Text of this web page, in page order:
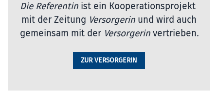
Die Referentin ist ein Kooperationsprojekt
mit der Zeitung Versorgerin und wird auch
gemeinsam mit der Versorgerinvertrieben.
ZUR VERSORGERIN